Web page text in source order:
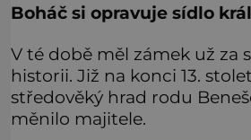
Boháč si opravuje sídlo
V té době měl zámek už za
historii. Již na konci 13.
středověký hrad rodu
měnilo majitele.